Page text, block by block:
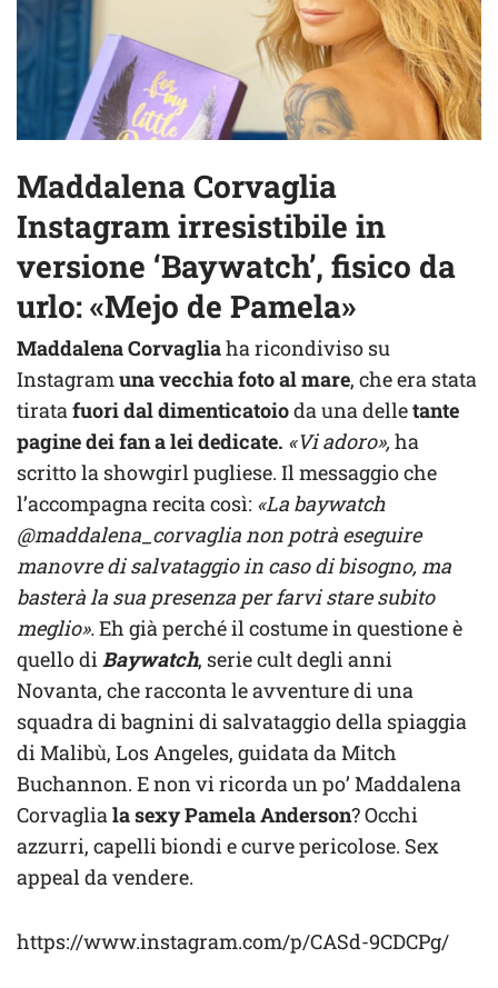
Maddalena Corvaglia
Instagram irresistibile in
versione ‘Baywatch’, fisico da
urlo: «Mejo de Pamela»
Maddalena Corvagliaha ricondiviso su
Instagramuna vecchia foto al mare, che era stata
tiratafuori daldimenticatoioda una delletante
pagine dei fan a lei dedicate. «Vi adoro»,ha
scritto la showgirl pugliese. Il messaggio che
l’accompagna recita così: «La baywatch
@maddalena_corvaglia non potrà eseguire
manovre di salvataggio in caso di bisogno, ma
basterà la sua presenza per farvi stare subito
meglio».Eh già perché il costume in questione è
quello diBaywatch, serie cult degli anni
Novanta, che racconta le avventure di una
squadra di bagnini di salvataggio della spiaggia
di Malibù, Los Angeles, guidata da Mitch
Buchannon. E non vi ricorda un po’ Maddalena
Corvagliala sexy Pamela Anderson? Occhi
azzurri, capelli biondi e curve pericolose. Sex
appeal da vendere.
https://www.instagram.com/p/CASd-9CDCPg/